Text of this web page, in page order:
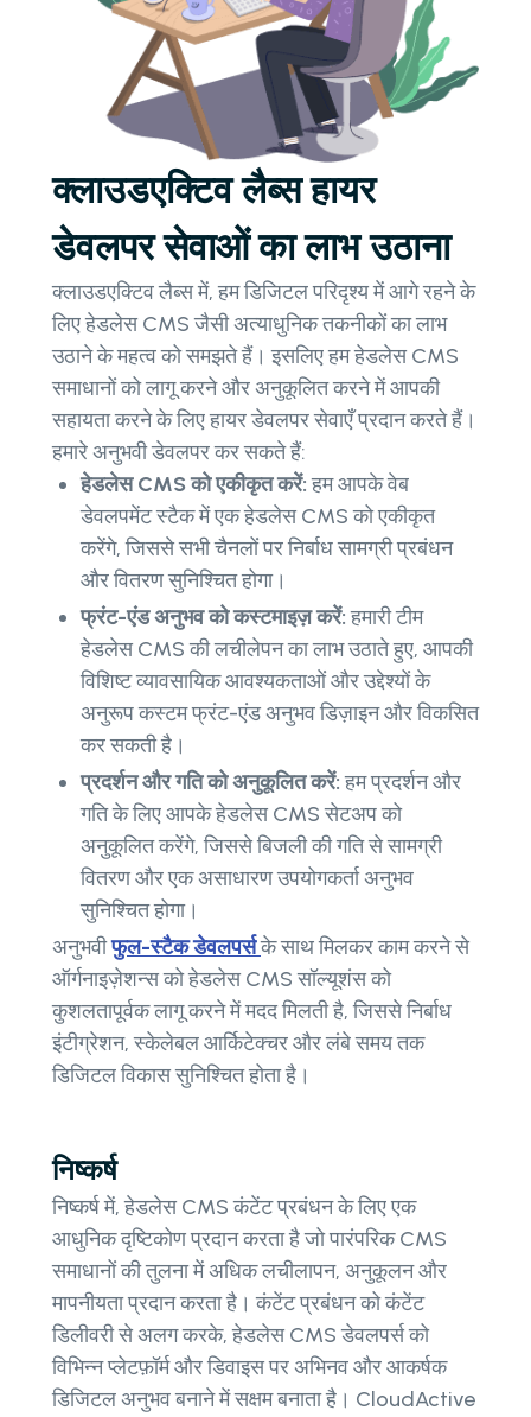
क्लाउडएक्टिव लैब्स हायर
डेवलपर सेवाओं का लाभ उठाना
क्लाउडएक्टिव लैब्स में, हम डिजिटल परिदृश्य में आगे रहने के
लिए हेडलेस CMS जैसी अत्याधुनिक तकनीकों का लाभ
उठाने के महत्व को समझते हैं। इसलिए हम हेडलेस CMS
समाधानों को लागू करने और अनुकूलित करने में आपकी
सहायता करने के लिए हायर डेवलपर सेवाएँ प्रदान करते हैं।
हमारे अनुभवी डेवलपर कर सकते हैं:
हेडलेस CMS को एकीकृत करें:हम आपके वेब
डेवलपमेंट स्टैक में एक हेडलेस CMS को एकीकृत
करेंगे, जिससे सभी चैनलों पर निर्बाध सामग्री प्रबंधन
और वितरण सुनिश्चित होगा।
फ्रंट-एंड अनुभव को कस्टमाइज़ करें:हमारी टीम
हेडलेस CMS की लचीलेपन का लाभ उठाते हुए, आपकी
विशिष्ट व्यावसायिक आवश्यकताओं और उद्देश्यों के
अनुरूप कस्टम फ्रंट-एंड अनुभव डिज़ाइन और विकसित
कर सकती है।
प्रदर्शन और गति को अनुकूलित करें:हम प्रदर्शन और
गति के लिए आपके हेडलेस CMS सेटअप को
अनुकूलित करेंगे, जिससे बिजली की गति से सामग्री
वितरण और एक असाधारण उपयोगकर्ता अनुभव
सुनिश्चित होगा।
अनुभवीफुल-स्टैक डेवलपर्सके साथ मिलकर काम करने से
ऑर्गनाइज़ेशन्स को हेडलेस CMS सॉल्यूशंस को
कुशलतापूर्वक लागू करने में मदद मिलती है, जिससे निर्बाध
इंटीग्रेशन, स्केलेबल आर्किटेक्चर और लंबे समय तक
डिजिटल विकास सुनिश्चित होता है।
निष्कर्ष
निष्कर्ष में, हेडलेस CMS कंटेंट प्रबंधन के लिए एक
आधुनिक दृष्टिकोण प्रदान करता है जो पारंपरिक CMS
समाधानों की तुलना में अधिक लचीलापन, अनुकूलन और
मापनीयता प्रदान करता है। कंटेंट प्रबंधन को कंटेंट
डिलीवरी से अलग करके, हेडलेस CMS डेवलपर्स को
विभिन्न प्लेटफ़ॉर्म और डिवाइस पर अभिनव और आकर्षक
डिजिटल अनुभव बनाने में सक्षम बनाता है। CloudActive